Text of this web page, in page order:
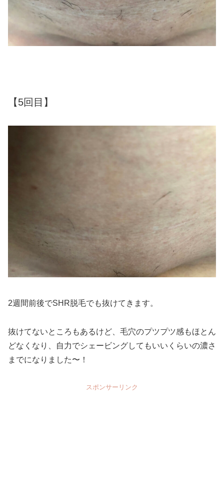
【5回目】
2週間前後でSHR脱毛でも抜けてきます。
抜けてないところもあるけど、毛穴のプツプツ感もほとん
どなくなり、自力でシェービングしてもいいくらいの濃さ
までになりました〜！
スポンサーリンク